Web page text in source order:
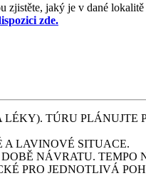
zjistěte, jaký je v dané
zde.
TÚRU PLÁNUJTE
A LAVINOVÉ SITUACE.
NÁVRATU.
PRO JEDNOTLIVÁ